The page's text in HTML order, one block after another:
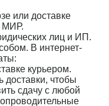
или доставке
МИР.
лиц и ИП.
В интернет-
курьером.
доставки, чтобы
сдачу с любой